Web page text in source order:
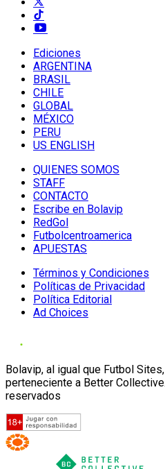
Ediciones
ARGENTINA
BRASIL
CHILE
GLOBAL
MÉXICO
PERU
US ENGLISH
QUIENES SOMOS
STAFF
CONTACTO
Escribe en Bolavip
RedGol
Futbolcentroamerica
APUESTAS
Términos y Condiciones
Políticas de Privacidad
Política Editorial
Ad Choices
Bolavip, al igual que Futbol
perteneciente a Better
reservados